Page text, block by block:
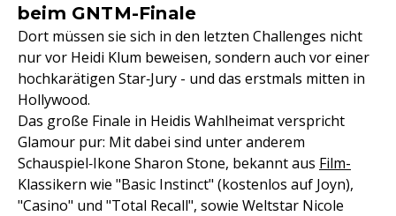
beim GNTM-Finale
Dort müssen sie sich in den letzten Challenges nicht
nur vor Heidi Klum beweisen, sondern auch vor einer
hochkarätigen Star‑Jury - und das erstmals mitten in
Hollywood.
Das große Finale in Heidis Wahlheimat verspricht
Glamour pur: Mit dabei sind unter anderem
Schauspiel‑Ikone Sharon Stone, bekannt aus Film-
Klassikern wie "Basic Instinct" (kostenlos auf Joyn),
"Casino" und "Total Recall", sowie Weltstar Nicole